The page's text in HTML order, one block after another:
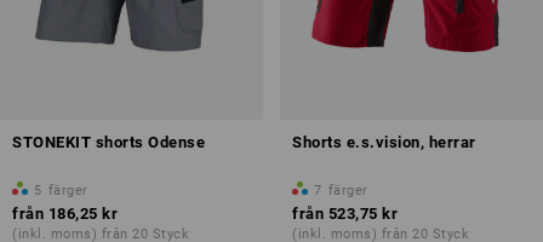
STONEKIT shorts Odense
5 färger
från 186,25 kr
(inkl. moms) från 20 Styck
Shorts e.s.vision, herrar
7 färger
från 523,75 kr
(inkl. moms) från 20 Styck